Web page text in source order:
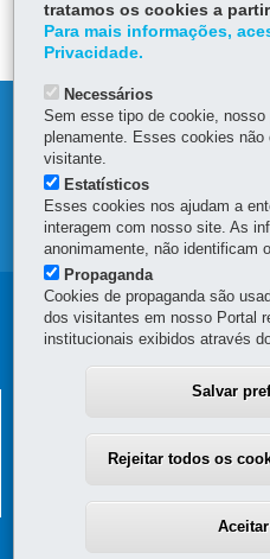
DEIXE SUA OPINIÃO
MAPA DO SITE
DENUNCIE CORRUPÇÃO
Navegação
principal
Rua Jacy Loureiro de Campos, s/
(41)
tratamos os cookies a
Para mais informações,
Privacidade.
Necessários
Sem esse tipo de cookie, nosso
plenamente. Esses cookies
visitante.
Estatísticos
Esses cookies nos ajudam a
interagem com nosso site. As
anonimamente, não identificam
Propaganda
Cookies de propaganda são
dos visitantes em nosso Portal
institucionais exibidos através
Salvar
Rejeitar todos os